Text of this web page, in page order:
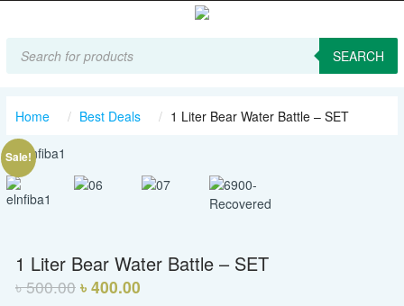
search SEARCH
Home Best Deals 1 Liter Bear Water Battle – SET
Sale!
1 Liter Bear Water Battle – SET
৳500.00 ৳ 400.00